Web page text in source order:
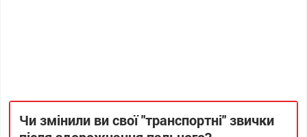
Чи змінили ви свої "транспортні" звички